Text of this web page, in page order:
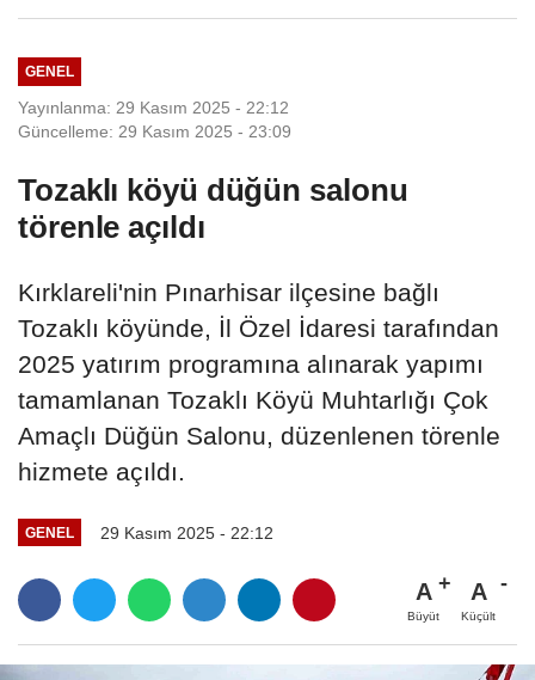
GENEL
Yayınlanma: 29 Kasım 2025 - 22:12
Güncelleme: 29 Kasım 2025 - 23:09
Tozaklı köyü düğün salonu
törenle açıldı
Kırklareli'nin Pınarhisar ilçesine bağlı
Tozaklı köyünde, İl Özel İdaresi tarafından
2025 yatırım programına alınarak yapımı
tamamlanan Tozaklı Köyü Muhtarlığı Çok
Amaçlı Düğün Salonu, düzenlenen törenle
hizmete açıldı.
GENEL 29 Kasım 2025 - 22:12
A
Büyüt
A
Küçült